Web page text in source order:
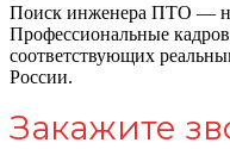
Поиск инженера ПТО — не
Профессиональные
соответствующих
России.
Закажите